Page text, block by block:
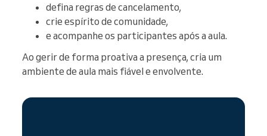
defina regras de cancelamento,
crie espírito de comunidade,
e acompanhe os participantes após a aula.
Ao gerir de forma proativa a presença, cria um
ambiente de aula mais fiável e envolvente.